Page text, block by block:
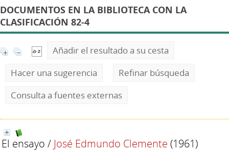
DOCUMENTOS EN LA BIBLIOTECA CON LA
CLASIFICACIÓN 82-4
Añadir el resultado a su cesta
Hacer una sugerencia
Refinar búsqueda
Consulta a fuentes externas
El ensayo / José Edmundo Clemente (1961)